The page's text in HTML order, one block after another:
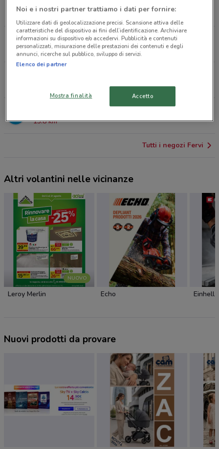
561 m
VIA MACCARONE N. 19/E Giarre
956 m
VIA CIMITERO S.LUCIA Aci Sant'antonio
13.8 km
Tutti i negozi Fervi
Altri volantini nelle vicinanze
NUOVO
Leroy Merlin Echo Einhell
Nuovi prodotti da provare
Noi e i nostri partner trattiamo i dati per fornire:
Utilizzare dati di geolocalizzazione precisi. Scansione attiva delle
caratteristiche del dispositivo ai fini dell’identificazione. Archiviare
informazioni su dispositivo e/o accedervi. Pubblicità e contenuti
personalizzati, misurazione delle prestazioni dei contenuti e degli
annunci, ricerche sul pubblico, sviluppo di servizi.
Elenco dei partner
Mostra finalità Accetto